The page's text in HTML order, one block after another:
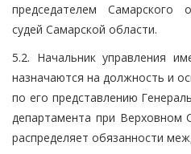
председателем Самарского
судей Самарской области.
5.2. Начальник управления
назначаются на должность и
по его представлению
департамента при Верховном
распределяет обязанности